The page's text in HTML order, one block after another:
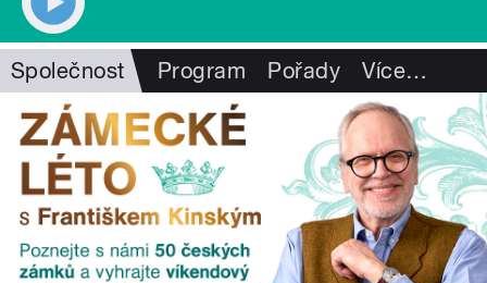
Společnost Program Pořady Více…